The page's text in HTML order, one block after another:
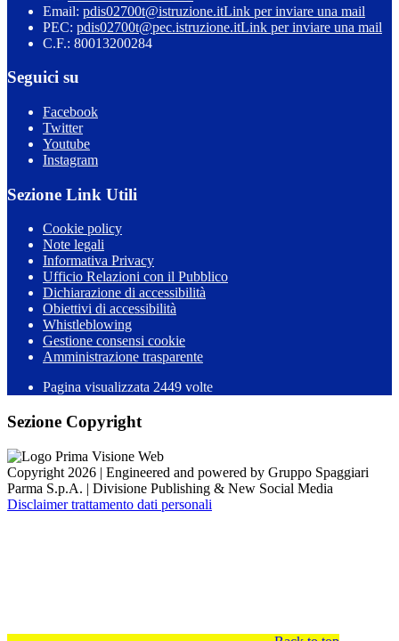
Email: pdis02700t@istruzione.itLink per inviare una mail
PEC: pdis02700t@pec.istruzione.itLink per inviare una mail
C.F.: 80013200284
Seguici su
Facebook
Twitter
Youtube
Instagram
Sezione Link Utili
Cookie policy
Note legali
Informativa Privacy
Ufficio Relazioni con il Pubblico
Dichiarazione di accessibilità
Obiettivi di accessibilità
Whistleblowing
Gestione consensi cookie
Amministrazione trasparente
Pagina visualizzata 2449 volte
Sezione Copyright
Copyright 2026 | Engineered and powered by Gruppo Spaggiari
Parma S.p.A. | Divisione Publishing & New Social Media
Disclaimer trattamento dati personali